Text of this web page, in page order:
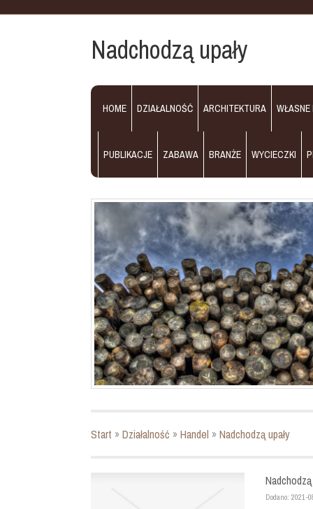
Nadchodzą upały
HOME DZIAŁALNOŚĆ ARCHITEKTURA WŁASNE
PUBLIKACJE ZABAWA BRANŻE WYCIECZKI
Start »Działalność »Handel »Nadchodzą upały
Nadchodzą
Dodano: 2021-